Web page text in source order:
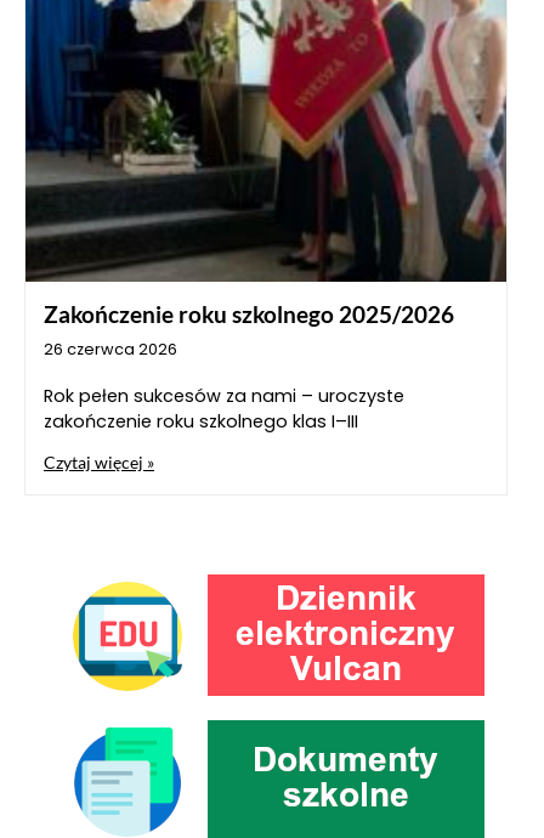
Zakończenie roku szkolnego 2025/2026
26 czerwca 2026
Rok pełen sukcesów za nami – uroczyste
zakończenie roku szkolnego klas I–III
Czytaj więcej »